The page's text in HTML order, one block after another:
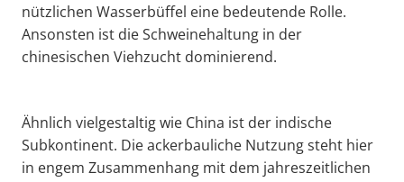
nützlichen Wasserbüffel eine bedeutende Rolle.
Ansonsten ist die Schweinehaltung in der
chinesischen Viehzucht dominierend.
Ähnlich vielgestaltig wie China ist der indische
Subkontinent. Die ackerbauliche Nutzung steht hier
in engem Zusammenhang mit dem jahreszeitlichen